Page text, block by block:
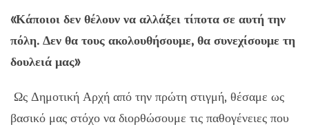
«Κάποιοι δεν θέλουν να αλλάξει τίποτα σε αυτή την
πόλη. Δεν θα τους ακολουθήσουμε, θα συνεχίσουμε τη
δουλειά μας»
Ως Δημοτική Αρχή από την πρώτη στιγμή, θέσαμε ως
βασικό μας στόχο να διορθώσουμε τις παθογένειες που